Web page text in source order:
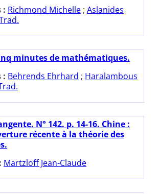
: Richmond Michelle ; Aslanides
minutes de mathématiques.
: Behrends Ehrhard ; Haralambous
N° 142. p. 14-16. Chine :
récente à la théorie des
Martzloff Jean-Claude